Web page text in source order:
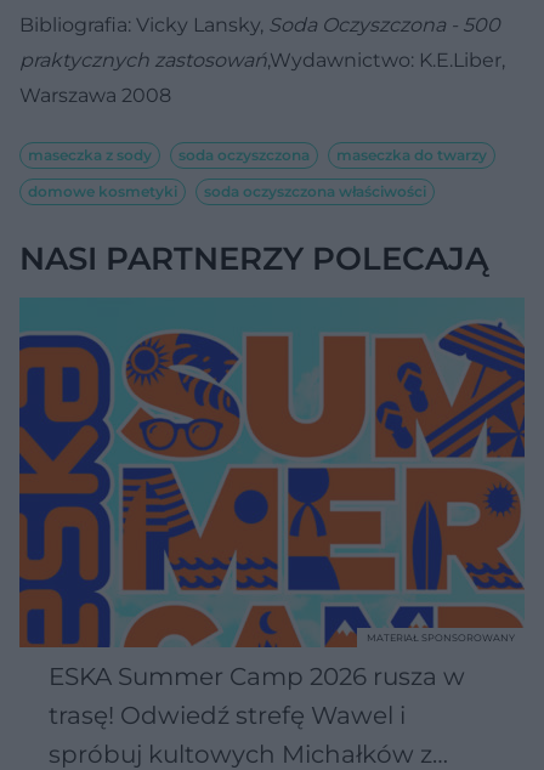
Bibliografia: Vicky Lansky, Soda Oczyszczona - 500
praktycznych zastosowań,Wydawnictwo: K.E.Liber,
Warszawa 2008
maseczka z sody soda oczyszczona
maseczka do twarzy
domowe kosmetyki
soda oczyszczona właściwości
NASI PARTNERZY POLECAJĄ
ESKA Summer Camp 2026 rusza w
trasę! Odwiedź strefę Wawel i
spróbuj kultowych Michałków z
MATERIAŁ SPONSOROWANY